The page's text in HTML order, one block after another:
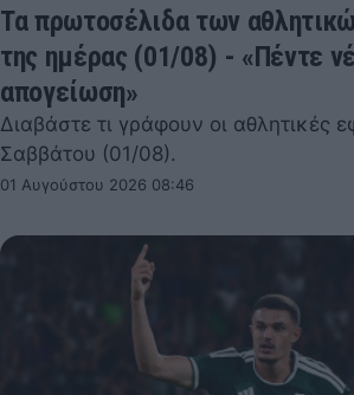
Τα πρωτοσέλιδα των
της ημέρας (01/08) - «Πέντε
απογείωση»
Διαβάστε τι γράφουν οι αθλητικές
Σαββάτου (01/08).
01 Αυγούστου 2026 08:46